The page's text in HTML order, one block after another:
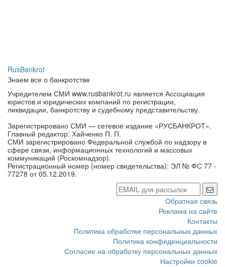
RusBankrot
Знаем все о банкротстве
Учредителем СМИ www.rusbankrot.ru является Ассоциация
юристов и юридических компаний по регистрации,
ликвидации, банкротству и судебному представительству.
Зарегистрировано СМИ — сетевое издание «РУСБАНКРОТ».
Главный редактор: Хайченко П. П.
СМИ зарегистрировано Федеральной службой по надзору в
сфере связи, информационных технологий и массовых
коммуникаций (Роскомнадзор).
Регистрационный номер (номер свидетельства): ЭЛ № ФС 77 -
77278 от 05.12.2019.
Обратная связь
Реклама на сайте
Контакты
Политика обработки персональных данных
Политика конфиденциальности
Согласие на обработку персональных данных
Настройки cookie